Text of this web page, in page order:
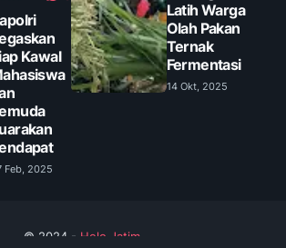
Kawal
Feb, 2025
Latih Warga
Olah Pakan
Ternak
Fermentasi
14 Okt, 2025
© 2024 - Helo Jatim